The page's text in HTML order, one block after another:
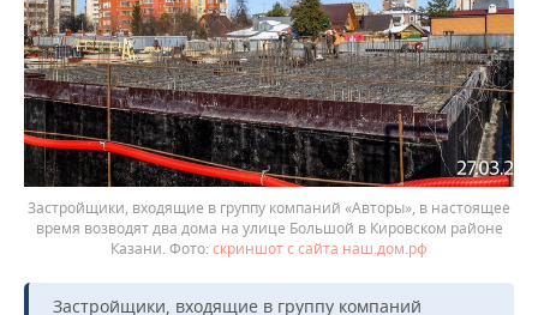
Застройщики, входящие в группу компаний «Авторы», в настоящее
время возводят два дома на улице Большой в Кировском районе
Казани.
скриншот с сайта наш.дом.рф
Застройщики, входящие в группу компаний